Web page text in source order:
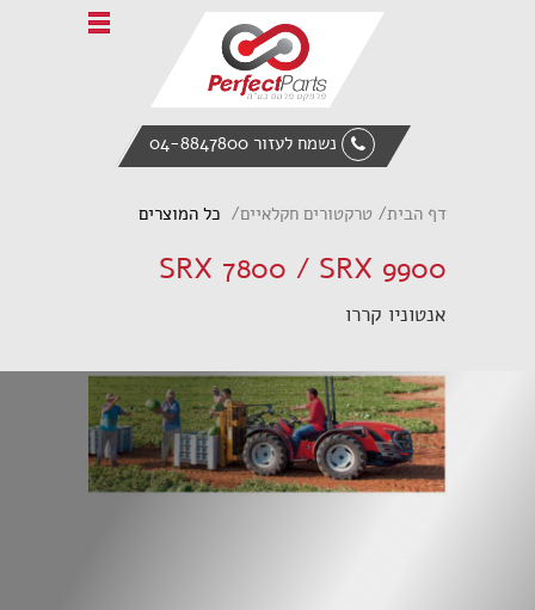
Home
ציוד הנדסי
Italiano
נשמח לעזור 04-8847800
דף הבית טרקטורים חקלאיים כל המוצרים
SRX 7800 / SRX 9900
אנטוניו קררו